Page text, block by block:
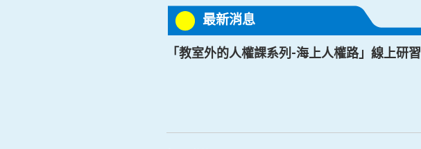
最新消息
「教室外的人權課系列-海上人權路」線上研習